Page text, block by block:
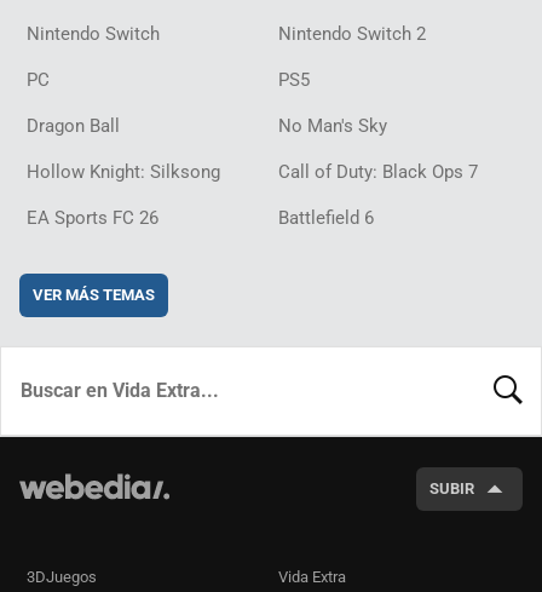
Nintendo Switch Nintendo Switch 2
PC PS5
Dragon Ball No Man's Sky
Hollow Knight: Silksong Call of Duty: Black Ops 7
EA Sports FC 26 Battlefield 6
VER MÁS TEMAS
SUBIR
3DJuegos Vida Extra